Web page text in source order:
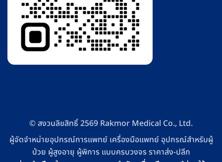
© สงวนลิขสิทธิ์ 2569 Rakmor Medical Co., Ltd.
ผู้จัดจำหน่ายอุปกรณ์การแพทย์ เครื่องมือแพทย์ อุปกรณ์สำหรับผู้
ป่วย ผู้สูงอายุ ผู้พิการ แบบครบวงจร ราคาส่ง-ปลีก